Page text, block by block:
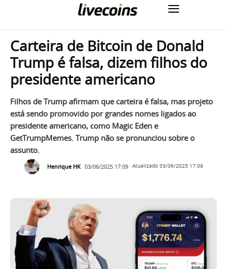
Carteira de Bitcoin de Donald
Trump é falsa, dizem filhos do
presidente americano
Filhos de Trump afirmam que carteira é falsa, mas projeto
está sendo promovido por grandes nomes ligados ao
presidente americano, como Magic Eden e
GetTrumpMemes. Trump não se pronunciou sobre o
assunto.
Henrique HK 03/06/2025 17:09 Atualizado 03/06/2025 17:09